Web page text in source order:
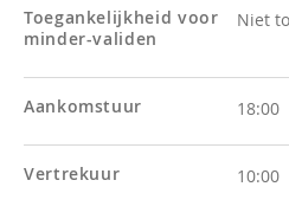
Toegankelijkheid voor
minder-validen
Niet
Aankomstuur 18:00
Vertrekuur
10:00